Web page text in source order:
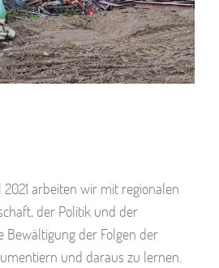
arbeiten wir mit regionalen
der Politik und der
Bewältigung der Folgen der
und daraus zu lernen.